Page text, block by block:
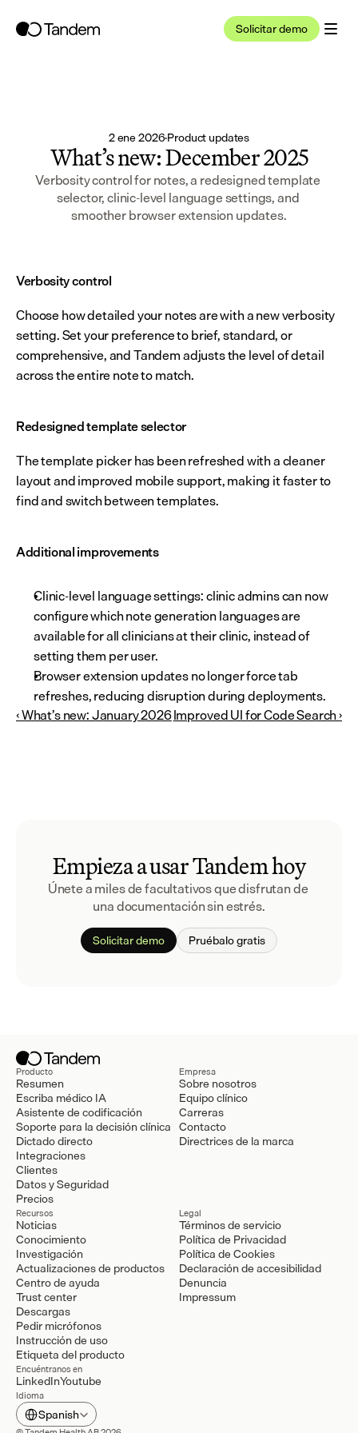
Solicitar demo
2 ene 2026·Product updates
What’s new: December 2025
Verbosity control for notes, a redesigned template
selector, clinic-level language settings, and
smoother browser extension updates.
Verbosity control
Choose how detailed your notes are with a new verbosity
setting. Set your preference to brief, standard, or
comprehensive, and Tandem adjusts the level of detail
across the entire note to match.
Redesigned template selector
The template picker has been refreshed with a cleaner
layout and improved mobile support, making it faster to
find and switch between templates.
Additional improvements
Clinic-level language settings: clinic admins can now
configure which note generation languages are
available for all clinicians at their clinic, instead of
setting them per user.
Browser extension updates no longer force tab
refreshes, reducing disruption during deployments.
‹ What’s new: January 2026Improved UI for Code Search ›
Empieza a usar Tandem hoy
Únete a miles de facultativos que disfrutan de
una documentación sin estrés.
Solicitar demo Pruébalo gratis
Producto
Resumen
Escriba médico IA
Asistente de codificación
Soporte para la decisión clínica
Dictado directo
Integraciones
Clientes
Datos y Seguridad
Precios
Empresa
Sobre nosotros
Equipo clínico
Carreras
Contacto
Directrices de la marca
Recursos
Noticias
Conocimiento
Investigación
Actualizaciones de productos
Centro de ayuda
Trust center
Descargas
Pedir micrófonos
Instrucción de uso
Etiqueta del producto
Legal
Términos de servicio
Política de Privacidad
Política de Cookies
Declaración de accesibilidad
Denuncia
Impressum
Encuéntranos en
LinkedInYoutube
Idioma
Select Language
Spanish